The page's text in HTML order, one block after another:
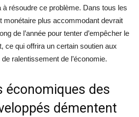
à résoudre ce problème. Dans tous les
monétaire plus accommodant devrait
de l’année pour tenter d’empêcher le
ce qui offrira un certain soutien aux
ralentissement de l’économie.
économiques des
démentent